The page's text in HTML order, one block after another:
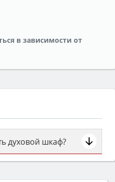
в зависимости от
духовой шкаф?
с типом (газовый или